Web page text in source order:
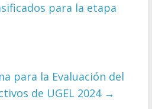
para la etapa
para la Evaluación del
de UGEL 2024 →